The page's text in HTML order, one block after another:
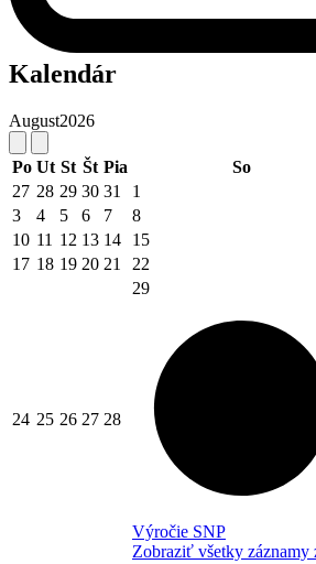
Kalendár
August2026
Po Ut St Št Pia So
27 28 29 30 31 1
3
4 5 6 7 8
10 11 12 13 14 15
17 18 19 20 21 22
24 25 26 27 28
29
Výročie SNP
Zobraziť všetky záznamy